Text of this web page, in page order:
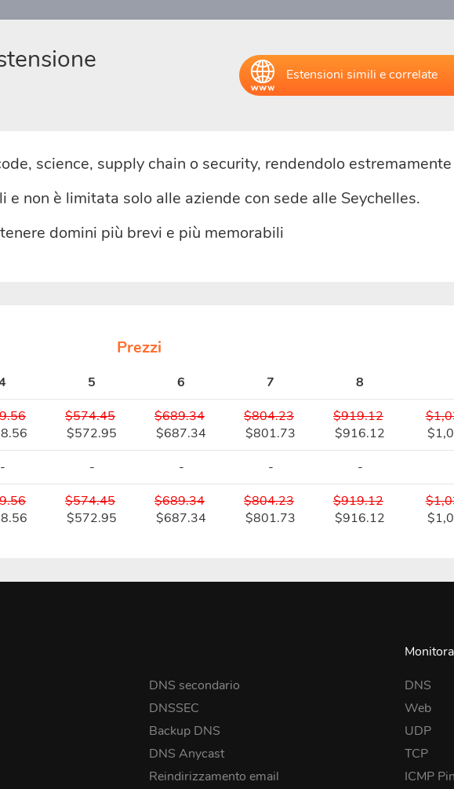
Estensioni simili e correlate
science, supply chain o security, rendendolo
non è limitata solo alle aziende con sede alle Seychelles.
domini più brevi e più memorabili
Prezzi
5 6 7 8
$574.45
$572.95
$689.34
$687.34
$804.23
$801.73
$919.12
$916.12
- - - - -
$574.45
$572.95
$689.34
$687.34
$804.23
$801.73
$919.12
$916.12
DNS secondario
DNSSEC
Backup DNS
DNS Anycast
Reindirizzamento email
DNS
Web
UDP
TCP
ICMP